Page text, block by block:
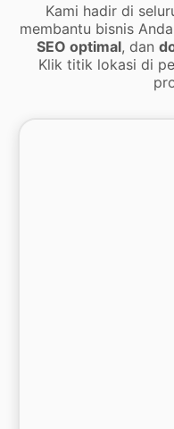
Kami hadir di
membantu bisnis
SEO optimal, dan
Klik titik lokasi di